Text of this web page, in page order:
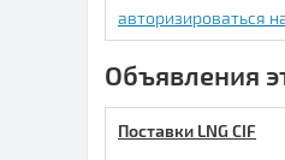
авторизироваться
Объявления
Поставки LNG CIF